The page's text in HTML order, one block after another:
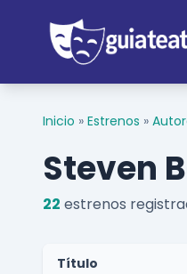
Inicio » Estrenos »
Steven
22 estrenos
Título